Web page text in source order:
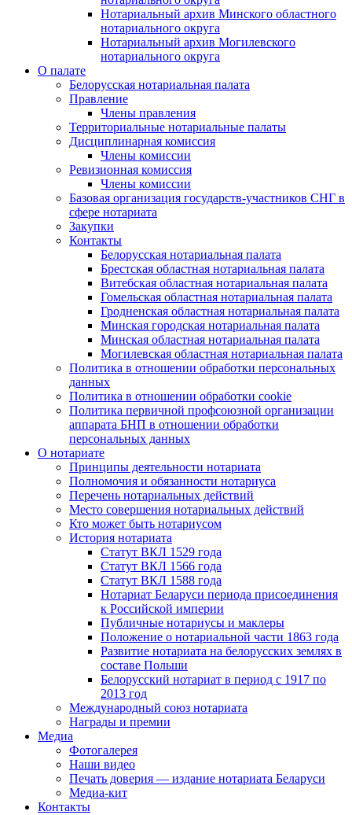
Нотариальный архив Минского областного
нотариального округа
Нотариальный архив Могилевского
нотариального округа
О палате
Белорусская нотариальная палата
Правление
Члены правления
Территориальные нотариальные палаты
Дисциплинарная комиссия
Члены комиссии
Ревизионная комиссия
Члены комиссии
Базовая организация государств-участников СНГ в
сфере нотариата
Закупки
Контакты
Белорусская нотариальная палата
Брестская областная нотариальная палата
Витебская областная нотариальная палата
Гомельская областная нотариальная палата
Гродненская областная нотариальная палата
Минская городская нотариальная палата
Минская областная нотариальная палата
Могилевская областная нотариальная палата
Политика в отношении обработки персональных
данных
Политика в отношении обработки cookie
Политика первичной профсоюзной организации
аппарата БНП в отношении обработки
персональных данных
О нотариате
Принципы деятельности нотариата
Полномочия и обязанности нотариуса
Перечень нотариальных действий
Место совершения нотариальных действий
Кто может быть нотариусом
История нотариата
Статут ВКЛ 1529 года
Статут ВКЛ 1566 года
Статут ВКЛ 1588 года
Нотариат Беларуси периода присоединения
к Российской империи
Публичные нотариусы и маклеры
Положение о нотариальной части 1863 года
Развитие нотариата на белорусских землях в
составе Польши
Белорусский нотариат в период с 1917 по
2013 год
Международный союз нотариата
Награды и премии
Медиа
Фотогалерея
Наши видео
Печать доверия — издание нотариата Беларуси
Медиа-кит
Контакты